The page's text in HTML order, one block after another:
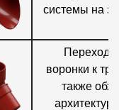
системы на
Переход
воронки к
также